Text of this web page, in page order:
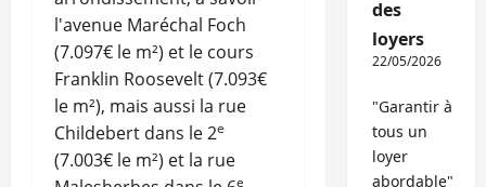
l'avenue Maréchal Foch
(7.097€ le m²) et le cours
Franklin Roosevelt (7.093€
le m²), mais aussi la rue
Childebert dans le 2e
(7.003€ le m²) et la rue
e
des
loyers
22/05/2026
"Garantir à
tous un
loyer
abordable"